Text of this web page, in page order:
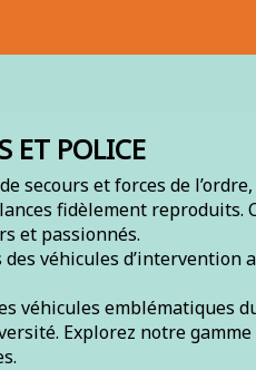
ET POLICE
secours et forces de l’ordre,
fidèlement reproduits.
et passionnés.
véhicules d’intervention
véhicules emblématiques
Explorez notre